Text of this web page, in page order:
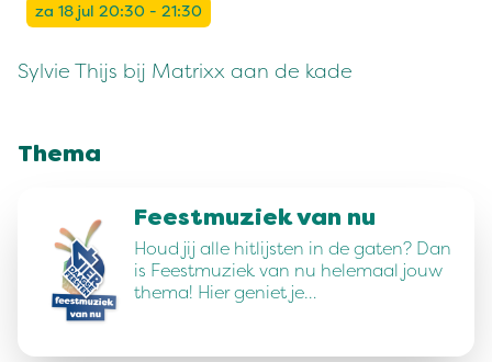
za 18 jul 20:30 - 21:30
Sylvie Thijs bij Matrixx aan de kade
Thema
Feestmuziek van nu
Houd jij alle hitlijsten in de gaten? Dan
is Feestmuziek van nu helemaal jouw
thema! Hier geniet je…